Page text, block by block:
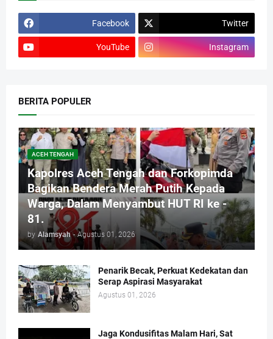
Facebook Twitter
YouTube Instagram
BERITA POPULER
ACEH TENGAH
Kapolres Aceh Tengah dan Forkopimda
Bagikan Bendera Merah Putih Kepada
Warga, Dalam Menyambut HUT RI ke -
81.
by Alamsyah - Agustus 01, 2026
Penarik Becak, Perkuat Kedekatan dan
Serap Aspirasi Masyarakat
Agustus 01, 2026
Jaga Kondusifitas Malam Hari, Sat